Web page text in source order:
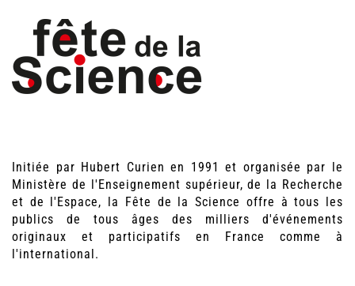
Initiée par Hubert Curien en 1991 et organisée par le
Ministère de l'Enseignement supérieur, de la Recherche
et de l'Espace, la Fête de la Science offre à tous les
publics de tous âges des milliers d'événements
originaux et participatifs en France comme à
l'international.